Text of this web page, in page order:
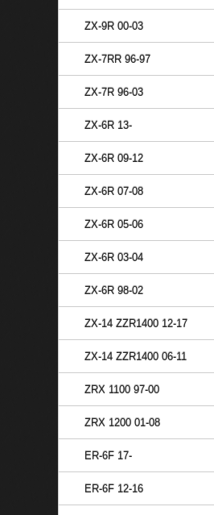
ZX-9R 00-03
ZX-7RR 96-97
ZX-7R 96-03
ZX-6R 13-
ZX-6R 09-12
ZX-6R 07-08
ZX-6R 05-06
ZX-6R 03-04
ZX-6R 98-02
ZX-14 ZZR1400 12-17
ZX-14 ZZR1400 06-11
ZRX 1100 97-00
ZRX 1200 01-08
ER-6F 17-
ER-6F 12-16